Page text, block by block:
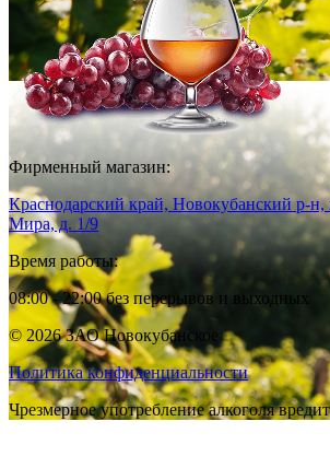
Фирменный магазин:
Краснодарский край, Новокубанский р-н,
Мира, д. 1/9
Время работы:
08:00 - 22:00 без перерывов и выходных
© 2026 ЗАО Новокубанское
Политика конфиденциальности
Чрезмерное употребление алкоголя